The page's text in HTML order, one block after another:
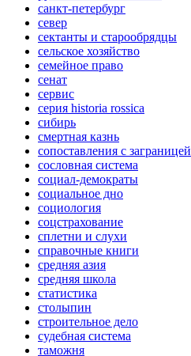
санкт-петербург
север
сектанты и старообрядцы
сельское хозяйство
семейное право
сенат
сервис
серия historia rossica
сибирь
смертная казнь
сопоставления с заграницей
сословная система
социал-демократы
социальное дно
социология
соцстрахование
сплетни и слухи
справочные книги
средняя азия
средняя школа
статистика
столыпин
строительное дело
судебная система
таможня